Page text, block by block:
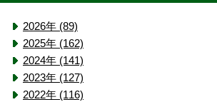
2026年 (89)
2025年 (162)
2024年 (141)
2023年 (127)
2022年 (116)